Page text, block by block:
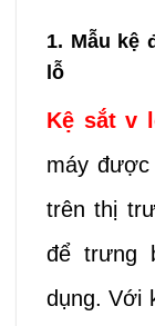
1. Mẫu kệ
lỗ
Kệ sắt v
máy
trên thị
để trưng
dụng. Với